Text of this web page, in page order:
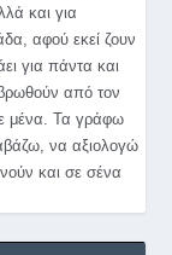
και για
αφού εκεί ζουν
για πάντα και
από τον
μένα. Τα γράφω
να αξιολογώ
και σε σένα